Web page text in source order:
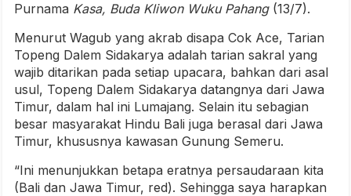
Purnama Kasa, Buda Kliwon Wuku Pahang(13/7).
Menurut Wagub yang akrab disapa Cok Ace, Tarian
Topeng Dalem Sidakarya adalah tarian sakral yang
wajib ditarikan pada setiap upacara, bahkan dari asal
usul, Topeng Dalem Sidakarya datangnya dari Jawa
Timur, dalam hal ini Lumajang. Selain itu sebagian
besar masyarakat Hindu Bali juga berasal dari Jawa
Timur, khususnya kawasan Gunung Semeru.
“Ini menunjukkan betapa eratnya persaudaraan kita
(Bali dan Jawa Timur, red). Sehingga saya harapkan